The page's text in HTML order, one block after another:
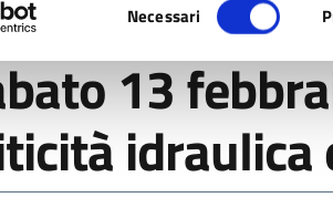
del
consenso
Necessari
/ Novità / Sabato 13 febbraio allerta
13
idraulica